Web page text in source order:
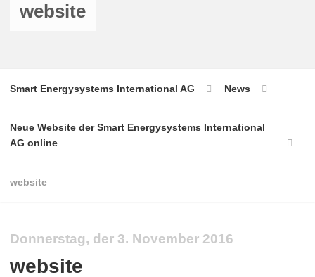
website
Smart Energysystems International AG News
Neue Website der Smart Energysystems International
AG online
website
Donnerstag, der 3. November 2016
website